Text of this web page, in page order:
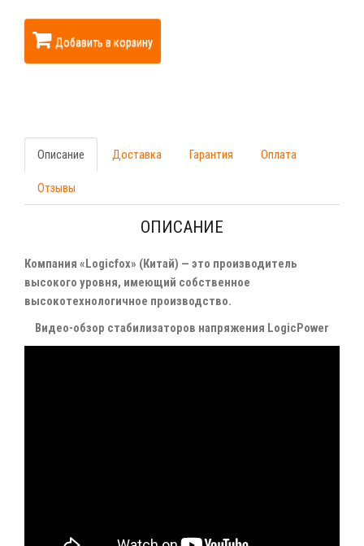
Добавить в корзину
Описание Доставка Гарантия Оплата
Отзывы
ОПИСАНИЕ
Компания «Logicfox» (Китай) — это производитель
высокого уровня, имеющий собственное
высокотехнологичное производство.
Видео-обзор стабилизаторов напряжения LogicPower